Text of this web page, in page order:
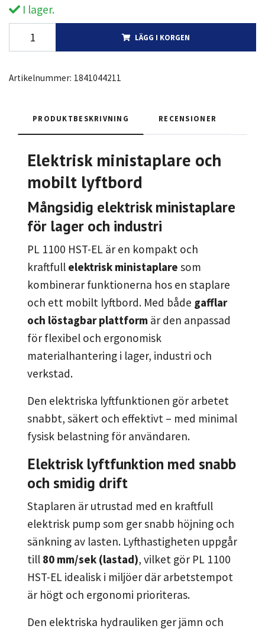
I lager.
LÄGG I KORGEN
Artikelnummer: 1841044211
PRODUKTBESKRIVNING RECENSIONER
Elektrisk ministaplare och
mobilt lyftbord
Mångsidig elektrisk ministaplare
för lager och industri
PL 1100 HST-EL är en kompakt och
kraftfull elektrisk ministaplare som
kombinerar funktionerna hos en staplare
och ett mobilt lyftbord. Med både gafflar
och löstagbar plattform är den anpassad
för flexibel och ergonomisk
materialhantering i lager, industri och
verkstad.
Den elektriska lyftfunktionen gör arbetet
snabbt, säkert och effektivt – med minimal
fysisk belastning för användaren.
Elektrisk lyftfunktion med snabb
och smidig drift
Staplaren är utrustad med en kraftfull
elektrisk pump som ger snabb höjning och
sänkning av lasten. Lyfthastigheten uppgår
till 80 mm/sek (lastad), vilket gör PL 1100
HST-EL idealisk i miljöer där arbetstempot
är högt och ergonomi prioriteras.
Den elektriska hydrauliken ger jämn och